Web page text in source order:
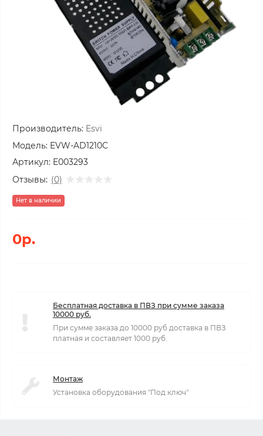
Производитель: Esvi
Модель: EVW-AD1210C
Артикул: E003293
Отзывы: (0)
Нет в наличии
0р.
Бесплатная доставка в ПВЗ при сумме заказа
10000 руб.
При сумме заказа до 10000 руб доставка в ПВЗ
платная и составляет 1000 руб.
Монтаж
Установка оборудования "Под ключ"